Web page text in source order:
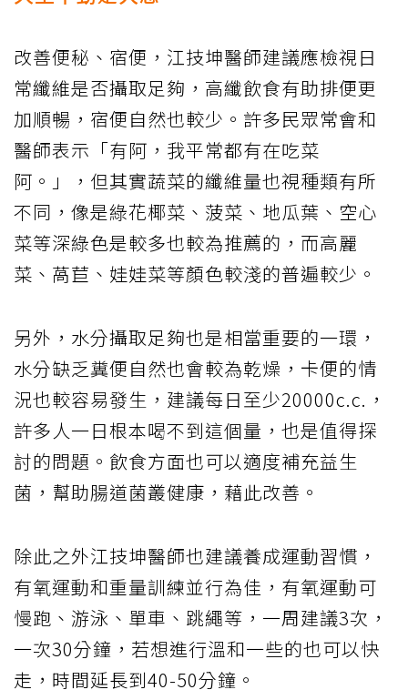
改善便秘、宿便，江技坤醫師建議應檢視日
常纖維是否攝取足夠，高纖飲食有助排便更
加順暢，宿便自然也較少。許多民眾常會和
醫師表示「有阿，我平常都有在吃菜
阿。」，但其實蔬菜的纖維量也視種類有所
不同，像是綠花椰菜、菠菜、地瓜葉、空心
菜等深綠色是較多也較為推薦的，而高麗
菜、萵苣、娃娃菜等顏色較淺的普遍較少。
另外，水分攝取足夠也是相當重要的一環，
水分缺乏糞便自然也會較為乾燥，卡便的情
況也較容易發生，建議每日至少20000c.c.，
許多人一日根本喝不到這個量，也是值得探
討的問題。飲食方面也可以適度補充益生
菌，幫助腸道菌叢健康，藉此改善。
除此之外江技坤醫師也建議養成運動習慣，
有氧運動和重量訓練並行為佳，有氧運動可
慢跑、游泳、單車、跳繩等，一周建議3次，
一次30分鐘，若想進行溫和一些的也可以快
走，時間延長到40-50分鐘。